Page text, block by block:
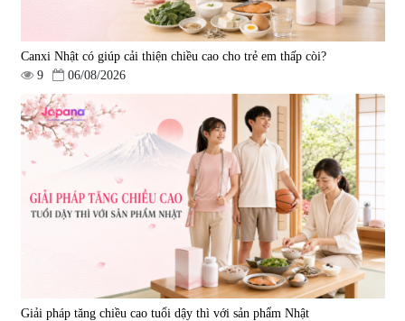
Viên uống bổ gan Ribeto Shoji
Hepaclean 60 viên
543.205
690.000 đ
Viên uống hỗ trợ cải thiện thoát
vị đĩa đệm Kyoto Has 30 viên
14.560
1.600.000 đ
Canxi Nhật có giúp cải thiện chiều cao cho trẻ em thấp còi?
9
06/08/2026
Giải pháp tăng chiều cao tuổi dậy thì với sản phẩm Nhật